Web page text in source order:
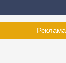
Реклама